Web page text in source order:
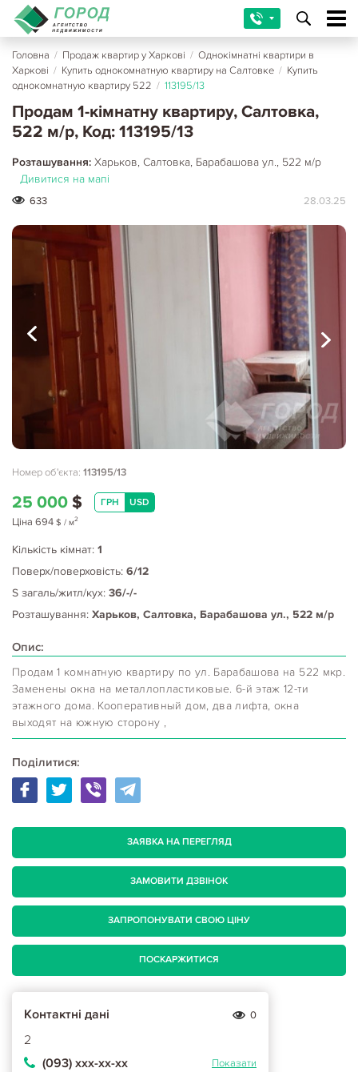
Головна / Продаж квартир у Харкові / Однокімнатні квартири в
Харкові / Купить однокомнатную квартиру на Салтовке / Купить
однокомнатную квартиру 522 / 113195/13
Продам 1-кімнатну квартиру, Салтовка,
522 м/р, Код: 113195/13
Розташування: Харьков, Салтовка, Барабашова ул., 522 м/р
Дивитися на мапі
633 28.03.25
Номер об'єкта: 113195/13
25 000 $ ГРН USD
Ціна 694 $ / м2
Кількість кімнат: 1
Поверх/поверховість: 6/12
S загаль/житл/кух: 36/-/-
Розташування: Харьков, Салтовка, Барабашова ул., 522 м/р
Опис:
Продам 1 комнатную квартиру по ул. Барабашова на 522 мкр.
Заменены окна на металлопластиковые. 6-й этаж 12-ти
этажного дома. Кооперативный дом, два лифта, окна
выходят на южную сторону ,
Поділитися:
ЗАЯВКА НА ПЕРЕГЛЯД
ЗАМОВИТИ ДЗВІНОК
ЗАПРОПОНУВАТИ СВОЮ ЦІНУ
ПОСКАРЖИТИСЯ
Контактні дані 0
2
(093) ххх-хх-хх
Показати